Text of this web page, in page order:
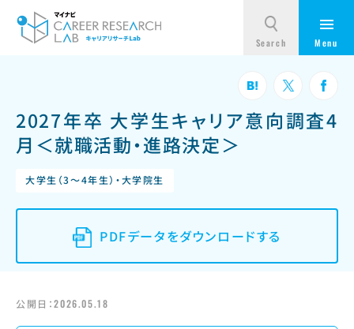
2027年卒 大学生キャリア意向調査4
月＜就職活動・進路決定＞
大学生（3～4年生）・大学院生
PDFデータをダウンロードする
公開日：2026.05.18